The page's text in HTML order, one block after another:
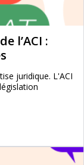
l’ACI :
juridique. L'ACI